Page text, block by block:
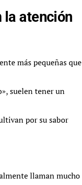
la atención
más pequeñas que
suelen tener un
por su sabor
llaman mucho